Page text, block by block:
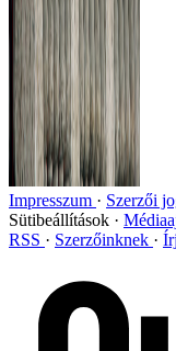
Impresszum Szerzői
Sütibeállítások
RSS
Szerzőinknek